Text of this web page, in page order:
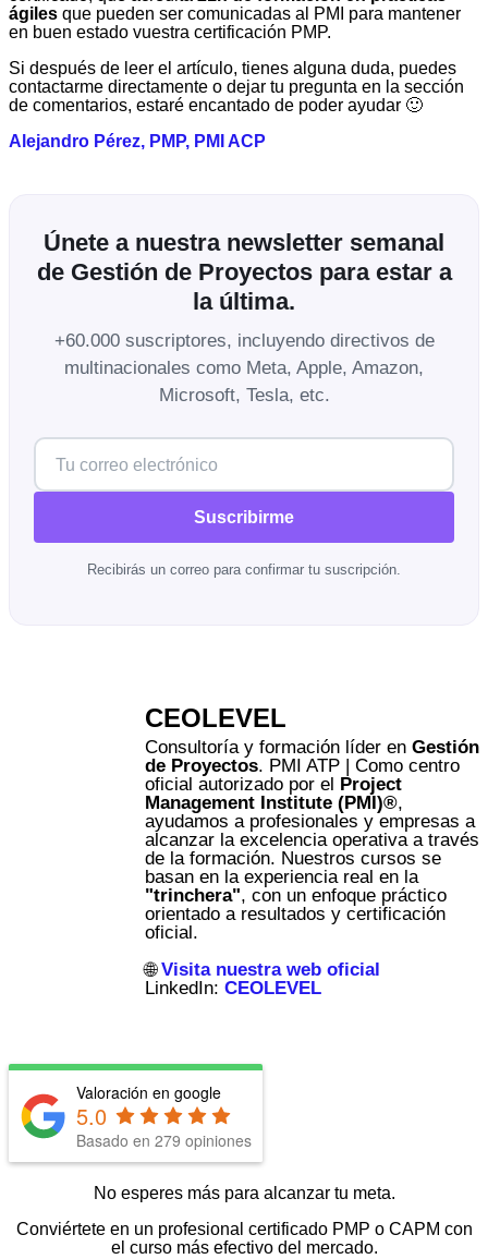
ágiles que pueden ser comunicadas al PMI para mantener
en buen estado vuestra certificación PMP.
Si después de leer el artículo, tienes alguna duda, puedes
contactarme directamente o dejar tu pregunta en la sección
de comentarios, estaré encantado de poder ayudar 🙂
Alejandro Pérez, PMP, PMI ACP
Únete a nuestra newsletter semanal
de Gestión de Proyectos para estar a
la última.
+60.000 suscriptores, incluyendo directivos de
multinacionales como Meta, Apple, Amazon,
Microsoft, Tesla, etc.
Suscribirme
Recibirás un correo para confirmar tu suscripción.
CEOLEVEL
Consultoría y formación líder en Gestión
de Proyectos. PMI ATP | Como centro
oficial autorizado por el Project
Management Institute (PMI)®,
ayudamos a profesionales y empresas a
alcanzar la excelencia operativa a través
de la formación. Nuestros cursos se
basan en la experiencia real en la
"trinchera", con un enfoque práctico
orientado a resultados y certificación
oficial.
🌐Visita nuestra web oficial
LinkedIn: CEOLEVEL
Valoración en google
5.0
Basado en 279 opiniones
No esperes más para alcanzar tu meta.
Conviértete en un profesional certificado PMP o CAPM con
el curso más efectivo del mercado.